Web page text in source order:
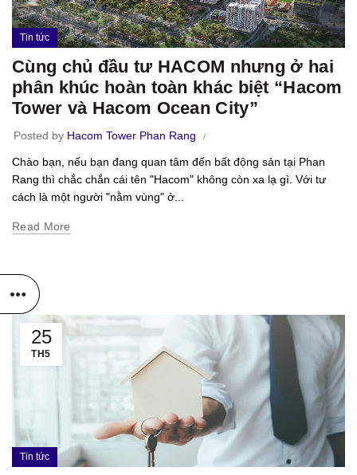
Tin tức
Cùng chủ đầu tư HACOM nhưng ở hai
phân khúc hoàn toàn khác biệt “Hacom
Tower và Hacom Ocean City”
Posted by Hacom Tower Phan Rang
Chào bạn, nếu bạn đang quan tâm đến bất động sản tại Phan
Rang thì chắc chắn cái tên "Hacom" không còn xa lạ gì. Với tư
cách là một người "nằm vùng" ở...
Read More
25
TH5
Tin tức